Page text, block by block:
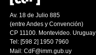
Av. 18 de Julio 885
(entre Andes y Convención)
CP 11100. Montevideo. Uruguay
Tel: [598 2] 1950 7960
Mail: CdF@imm.gub.uy